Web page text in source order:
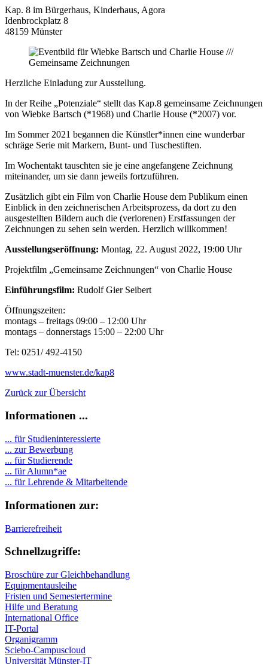
Kap. 8 im Bürgerhaus, Kinderhaus, Agora
Idenbrockplatz 8
48159 Münster
Herzliche Einladung zur Ausstellung.
In der Reihe „Potenziale“ stellt das Kap.8 gemeinsame Zeichnungen
von Wiebke Bartsch (*1968) und Charlie House (*2007) vor.
Im Sommer 2021 begannen die Künstler*innen eine wunderbar
schräge Serie mit Markern, Bunt- und Tuschestiften.
Im Wochentakt tauschten sie je eine angefangene Zeichnung
miteinander, um sie dann jeweils fortzuführen.
Zusätzlich gibt ein Film von Charlie House dem Publikum einen
Einblick in den zeichnerischen Arbeitsprozess, da dort zu den
ausgestellten Bildern auch die (verlorenen) Erstfassungen der
Zeichnungen zu sehen sein werden. Herzlich willkommen!
Ausstellungseröffnung: Montag, 22. August 2022, 19:00 Uhr
Projektfilm „Gemeinsame Zeichnungen“ von Charlie House
Einführungsfilm: Rudolf Gier Seibert
Öffnungszeiten:
montags – freitags 09:00 – 12:00 Uhr
montags – donnerstags 15:00 – 22:00 Uhr
Tel: 0251/ 492-4150
www.stadt-muenster.de/kap8
Zurück zur Übersicht
Informationen ...
... für Studieninteressierte
... zur Bewerbung
... für Studierende
... für Alumn*ae
... für Lehrende & Mitarbeitende
Informationen zur:
Barrierefreiheit
Schnellzugriffe:
Broschüre zur Gleichbehandlung
Equipmentausleihe
Fristen und Semestertermine
Hilfe und Beratung
International Office
IT-Portal
Organigramm
Sciebo-Campuscloud
Universität Münster-IT